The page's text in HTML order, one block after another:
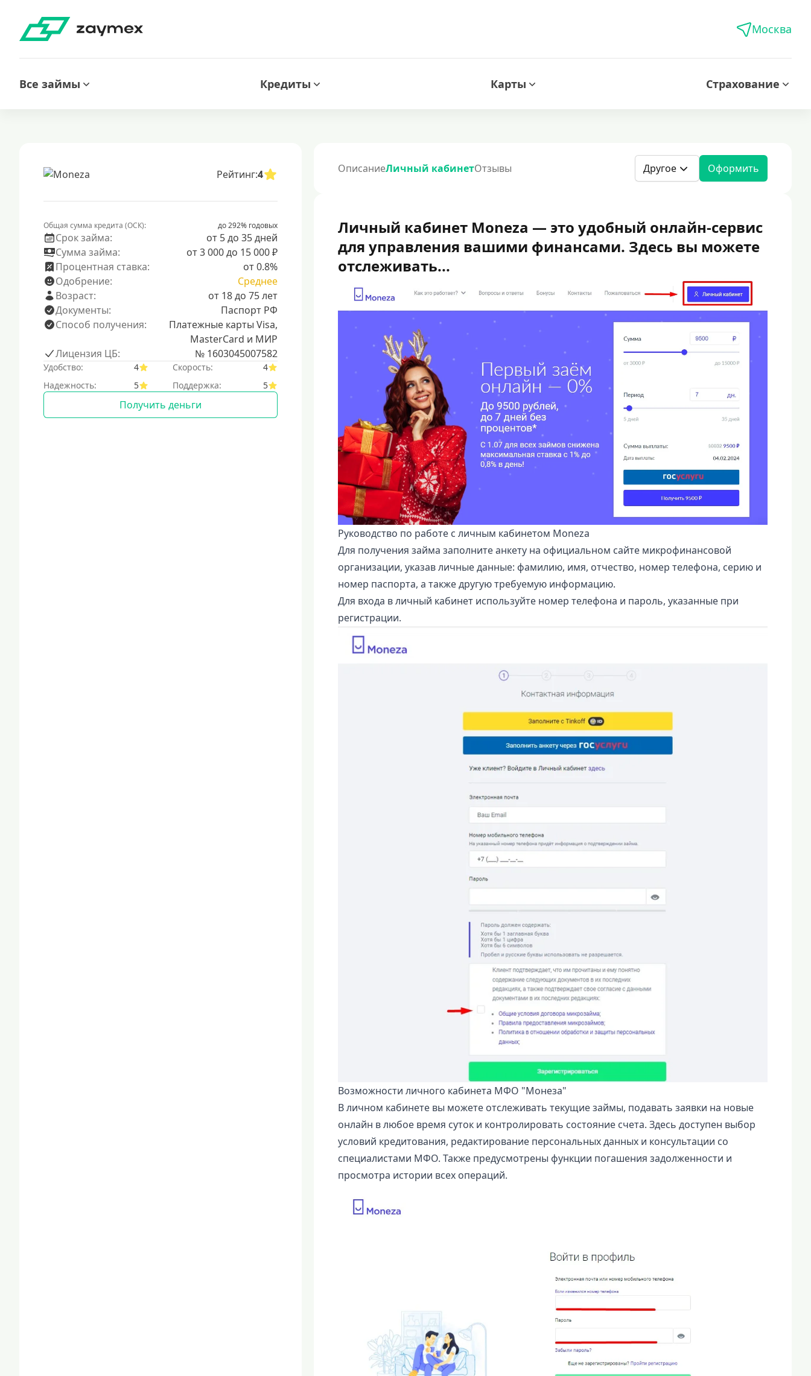
Москва
Все займы Кредиты Карты Страхование
Рейтинг:4
Общая сумма кредита (ОСК): до 292% годовых
Срок займа:
от 5 до 35 дней
Сумма займа:
от 3 000 до 15 000 ₽
Процентная ставка:
от 0.8%
Одобрение:
Среднее
Возраст:
от 18 до 75 лет
Документы:
Паспорт РФ
Способ получения:
Платежные карты Visa,
MasterCard и МИР
Лицензия ЦБ:
№ 1603045007582
Удобство: 4 Скорость:
4
Надежность:
5 Поддержка: 5
Получить деньги
ОписаниеЛичный кабинетОтзывы Другое Оформить
Личный кабинет Moneza — это удобный онлайн-сервис
для управления вашими финансами. Здесь вы можете
отслеживать...
Руководство по работе с личным кабинетом Moneza
Для получения займа заполните анкету на официальном сайте микрофинансовой
организации, указав личные данные: фамилию, имя, отчество, номер телефона, серию и
номер паспорта, а также другую требуемую информацию.
Для входа в личный кабинет используйте номер телефона и пароль, указанные при
регистрации.
Возможности личного кабинета МФО "Монеза"
В личном кабинете вы можете отслеживать текущие займы, подавать заявки на новые
онлайн в любое время суток и контролировать состояние счета. Здесь доступен выбор
условий кредитования, редактирование персональных данных и консультации со
специалистами МФО. Также предусмотрены функции погашения задолженности и
просмотра истории всех операций.